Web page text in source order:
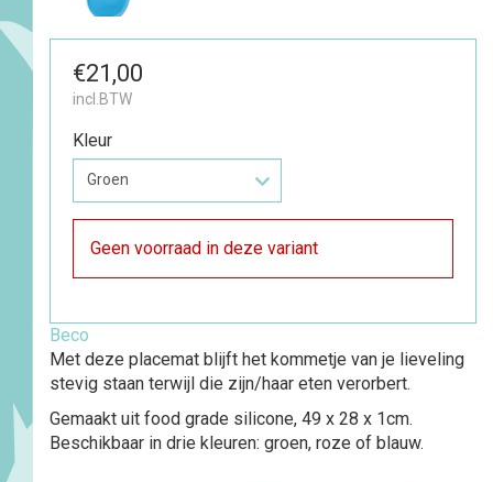
€21,00
incl.BTW
Kleur
Geen voorraad in deze variant
Beco
Met deze placemat blijft het kommetje van je lieveling
stevig staan terwijl die zijn/haar eten verorbert.
Gemaakt uit food grade silicone, 49 x 28 x 1cm.
Beschikbaar in drie kleuren: groen, roze of blauw.